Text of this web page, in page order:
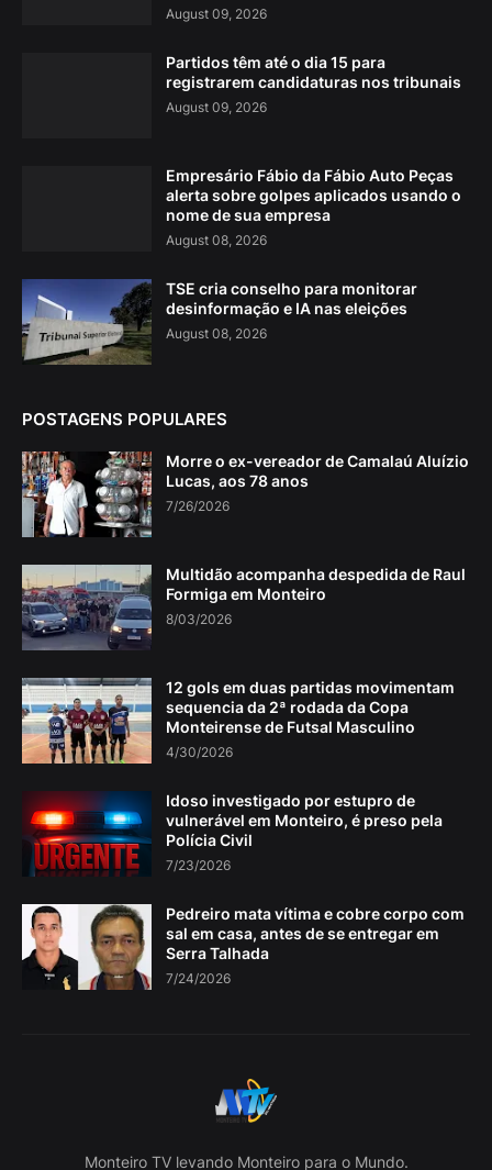
August 09, 2026
Partidos têm até o dia 15 para
registrarem candidaturas nos tribunais
August 09, 2026
Empresário Fábio da Fábio Auto Peças
alerta sobre golpes aplicados usando o
nome de sua empresa
August 08, 2026
TSE cria conselho para monitorar
desinformação e IA nas eleições
August 08, 2026
POSTAGENS POPULARES
Morre o ex-vereador de Camalaú Aluízio
Lucas, aos 78 anos
7/26/2026
Multidão acompanha despedida de Raul
Formiga em Monteiro
8/03/2026
12 gols em duas partidas movimentam
sequencia da 2ª rodada da Copa
Monteirense de Futsal Masculino
4/30/2026
Idoso investigado por estupro de
vulnerável em Monteiro, é preso pela
Polícia Civil
7/23/2026
Pedreiro mata vítima e cobre corpo com
sal em casa, antes de se entregar em
Serra Talhada
7/24/2026
Monteiro TV levando Monteiro para o Mundo.